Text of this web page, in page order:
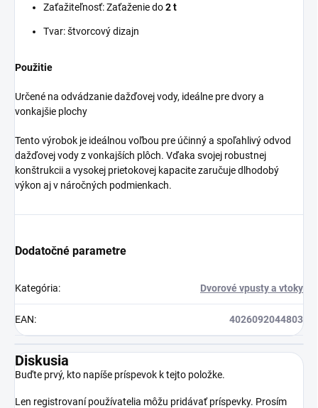
Zaťažiteľnosť: Zaťaženie do2 t
Tvar: štvorcový dizajn
Použitie
Určené na odvádzanie dažďovej vody, ideálne pre dvory a
vonkajšie plochy
Tento výrobok je ideálnou voľbou pre účinný a spoľahlivý odvod
dažďovej vody z vonkajších plôch. Vďaka svojej robustnej
konštrukcii a vysokej prietokovej kapacite zaručuje dlhodobý
výkon aj v náročných podmienkach.
Dodatočné parametre
Kategória: Dvorové vpusty a vtoky
EAN: 4026092044803
Diskusia
Buďte prvý, kto napíše príspevok k tejto položke.
Len registrovaní používatelia môžu pridávať príspevky. Prosím